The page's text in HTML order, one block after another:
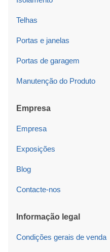
Telhas
Portas e janelas
Portas de garagem
Manutenção do Produto
Empresa
Empresa
Exposições
Blog
Contacte-nos
Informação legal
Condições gerais de venda